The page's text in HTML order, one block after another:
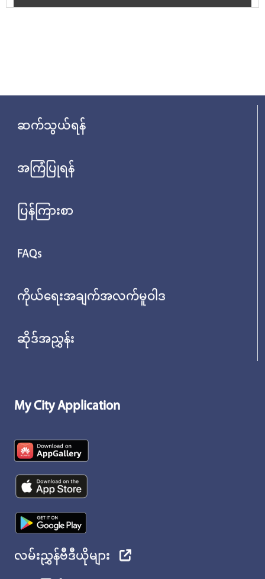
ဆက်သွယ်ရန်
အကြံပြုရန်
ပြန်ကြားစာ
FAQs
ကိုယ်ရေးအချက်အလက်မူဝါဒ
ဆိုဒ်အညွှန်း
My City Application
လမ်းညွှန်ဗီဒီယိုများ